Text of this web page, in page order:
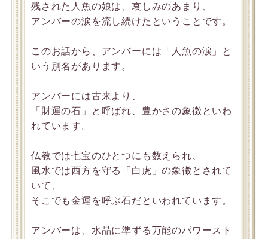
残された人魚の娘は、哀しみのあまり、
アンバーの涙を流し続けたということです。
このお話から、アンバーには「人魚の涙」と
いう別名があります。
アンバーには古来より、
「財運の石」と呼ばれ、豊かさの象徴といわ
れています。
仏教では七宝のひとつにも数えられ、
風水では西方を守る「白虎」の象徴とされて
いて、
そこでも金運を呼ぶ石だといわれています。
アンバーは、水晶に準ずる万能のパワースト